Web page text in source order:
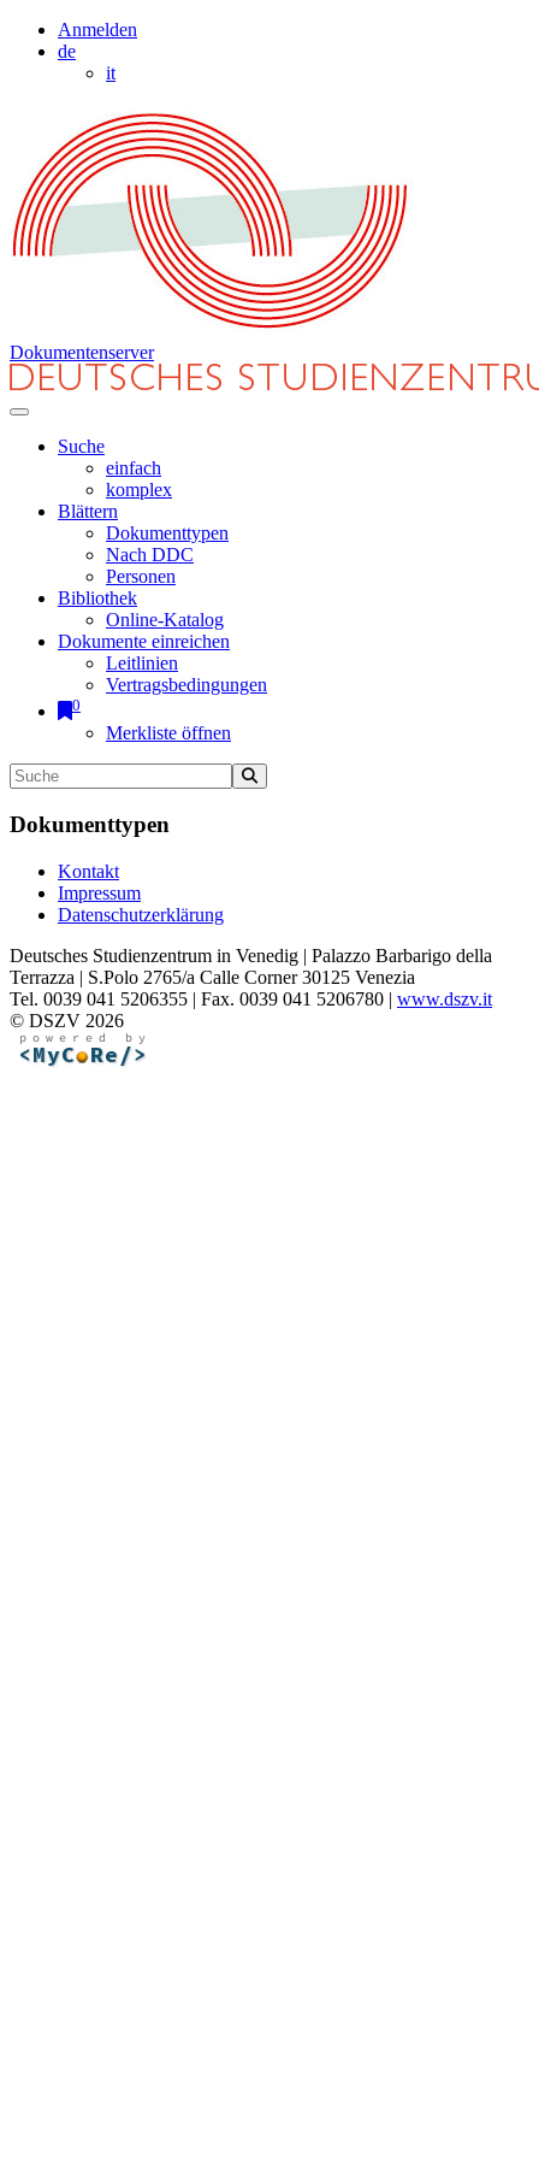
Anmelden
de
it
Dokumentenserver
Suche
einfach
komplex
Blättern
Dokumenttypen
Nach DDC
Personen
Bibliothek
Online-Katalog
Dokumente einreichen
Leitlinien
Vertragsbedingungen
0
Merkliste öffnen
Dokumenttypen
Kontakt
Impressum
Datenschutzerklärung
Deutsches Studienzentrum in Venedig | Palazzo Barbarigo della
Terrazza | S.Polo 2765/a Calle Corner 30125 Venezia
Tel. 0039 041 5206355 | Fax. 0039 041 5206780 | www.dszv.it
© DSZV 2026